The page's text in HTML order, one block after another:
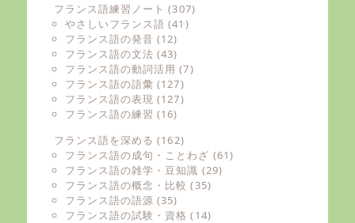
フランス語練習ノート (307)
やさしいフランス語 (41)
フランス語の発音 (12)
フランス語の文法 (43)
フランス語の動詞活用 (7)
フランス語の語彙 (127)
フランス語の表現 (127)
フランス語の練習 (16)
フランス語を深める (162)
フランス語の成句・ことわざ (61)
フランス語の雑学・豆知識 (29)
フランス語の概念・比較 (35)
フランス語の語源 (35)
フランス語の試験・資格 (14)